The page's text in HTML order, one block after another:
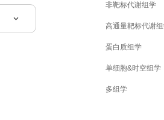
非靶标代谢组学
高通量靶标代谢
蛋白质组学
单细胞&时空组学
多组学